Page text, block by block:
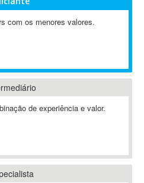
com os menores valores.
de experiência e valor.